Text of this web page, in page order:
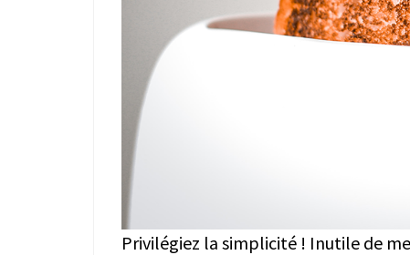
Privilégiez la simplicité ! Inutile de